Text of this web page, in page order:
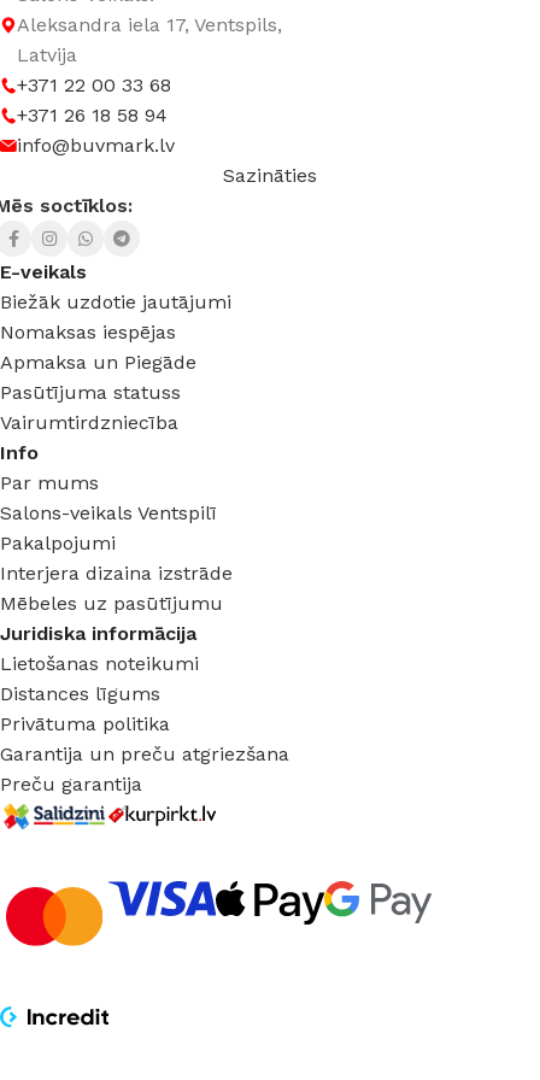
SPRIEGUMS
Aleksandra iela 17, Ventspils,
Latvija
+371 22 00 33 68
+371 26 18 58 94
info@buvmark.lv
Sazināties
soctīklos:
E-veikals
Biežāk uzdotie jautājumi
Nomaksas iespējas
Apmaksa un Piegāde
Pasūtījuma statuss
Vairumtirdzniecība
Info
Par mums
Salons-veikals Ventspilī
Pakalpojumi
Interjera dizaina izstrāde
Mēbeles uz pasūtījumu
Juridiska informācija
Lietošanas noteikumi
Distances līgums
Privātuma politika
Garantija un preču atgriezšana
Preču garantija